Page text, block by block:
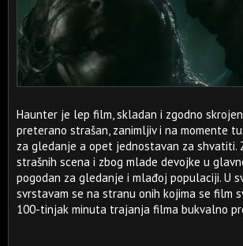
Haunter je lep film, skladan i zgodno
preterano strašan, zanimljiv i na momente
za gledanje a opet jednostavan za shvatiti.
strašnih scena i zbog mlade devojke u
pogodan za gledanje i mlađoj populaciji. U
svrstavam se na stranu onih kojima se film
100-tinjak minuta trajanja filma bukvalno